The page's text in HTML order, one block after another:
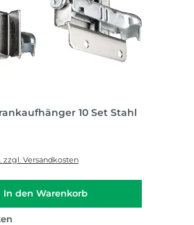
10 Set Stahl
zzgl. Versandkosten
In den Warenkorb